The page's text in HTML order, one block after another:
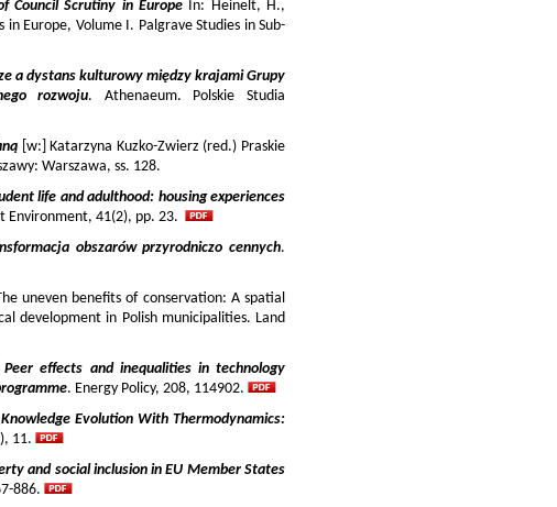
Council Scrutiny in EuropeIn: Heinelt, H.,
in Europe, Volume I. Palgrave Studies in Sub-
a dystans kulturowy między krajami Grupy
rozwoju. Athenaeum. Polskie Studia
[w:] Katarzyna Kuzko-Zwierz (red.) Praskie
Warszawa, ss. 128.
life and adulthood: housing experiences
Environment, 41(2), pp. 23.
obszarów przyrodniczo cennych.
uneven benefits of conservation: A spatial
development in Polish municipalities. Land
Peer effects and inequalities in technology
. Energy Policy, 208, 114902.
Evolution With Thermodynamics:
11.
and social inclusion in EU Member States
886.